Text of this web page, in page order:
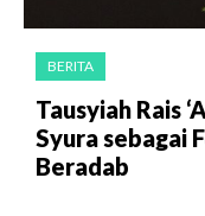
BERITA
Tausyiah Rais
Syura sebagai
Beradab